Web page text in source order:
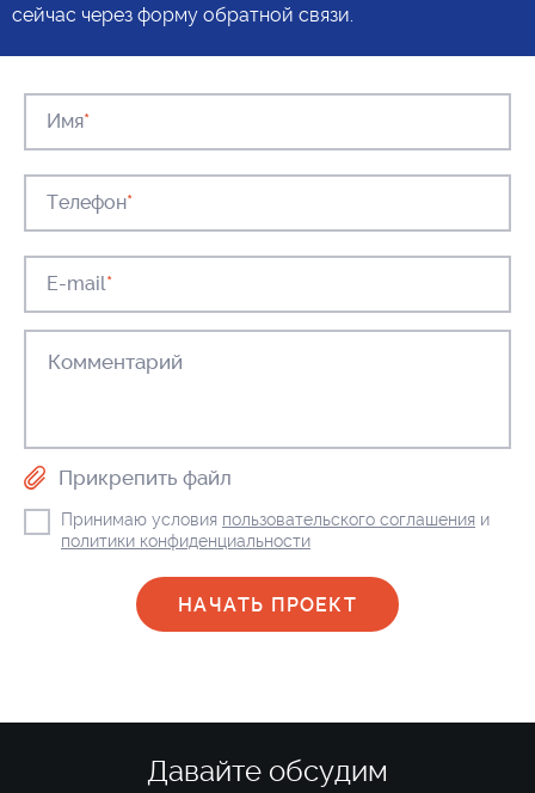
сейчас через форму обратной связи.
Имя*
Телефон*
E-mail*
Прикрепить файл
Принимаю условия пользовательского соглашения и
политики конфиденциальности
Давайте обсудим